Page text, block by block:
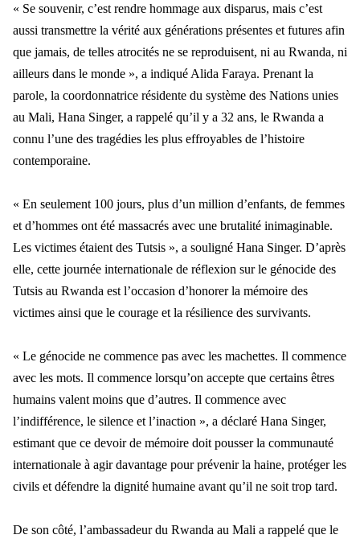
« Se souvenir, c’est rendre hommage aux disparus, mais c’est
aussi transmettre la vérité aux générations présentes et futures afin
que jamais, de telles atrocités ne se reproduisent, ni au Rwanda, ni
ailleurs dans le monde », a indiqué Alida Faraya. Prenant la
parole, la coordonnatrice résidente du système des Nations unies
au Mali, Hana Singer, a rappelé qu’il y a 32 ans, le Rwanda a
connu l’une des tragédies les plus effroyables de l’histoire
contemporaine.
« En seulement 100 jours, plus d’un million d’enfants, de femmes
et d’hommes ont été massacrés avec une brutalité inimaginable.
Les victimes étaient des Tutsis », a souligné Hana Singer. D’après
elle, cette journée internationale de réflexion sur le génocide des
Tutsis au Rwanda est l’occasion d’honorer la mémoire des
victimes ainsi que le courage et la résilience des survivants.
« Le génocide ne commence pas avec les machettes. Il commence
avec les mots. Il commence lorsqu’on accepte que certains êtres
humains valent moins que d’autres. Il commence avec
l’indifférence, le silence et l’inaction », a déclaré Hana Singer,
estimant que ce devoir de mémoire doit pousser la communauté
internationale à agir davantage pour prévenir la haine, protéger les
civils et défendre la dignité humaine avant qu’il ne soit trop tard.
De son côté, l’ambassadeur du Rwanda au Mali a rappelé que le